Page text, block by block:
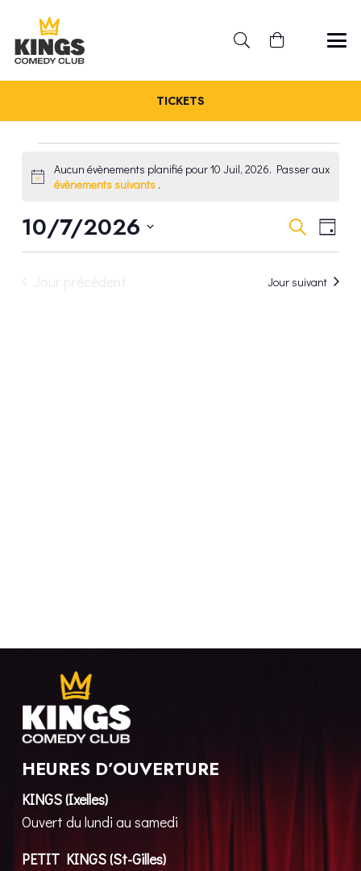
TICKETS
ÉVÈNEMENTS
FOR
10
Notice
Aucun évènements planifié pour 10 Juil, 2026. Passer aux
évènements suivants .
ET
Recherche
DE
Jour
10/7/2026
Sélectionnez
Jour suivant
HEURES D’OUVERTURE
KINGS (Ixelles)
Ouvert du lundi au samedi
PETIT KINGS (St-Gilles)